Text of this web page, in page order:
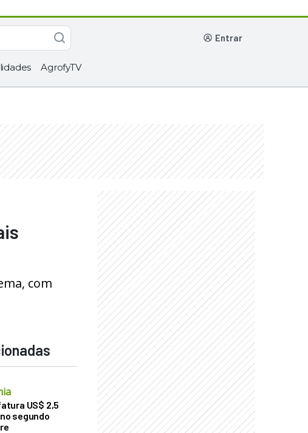
entrar
AgrofyTV
com
US$ 2,5
segundo